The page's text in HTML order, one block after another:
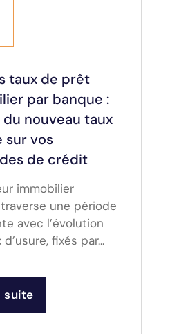
taux de prêt
par banque :
nouveau taux
sur vos
de crédit
immobilier
une période
avec l’évolution
fixés par...
suite